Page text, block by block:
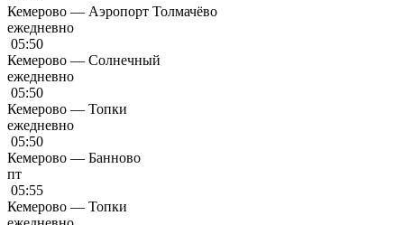
Кемерово — Аэропорт Толмачёво
ежедневно
05:50
Кемерово — Солнечный
ежедневно
05:50
Кемерово — Топки
ежедневно
05:50
Кемерово — Банново
пт
05:55
Кемерово — Топки